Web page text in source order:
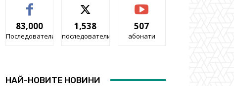
83,000
Последователи
1,538
последователи
507
абонати
НАЙ-НОВИТЕ НОВИНИ